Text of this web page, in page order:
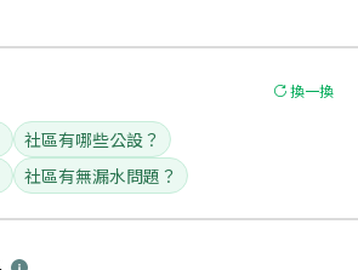
換一換
社區有哪些公設？
社區有無漏水問題？